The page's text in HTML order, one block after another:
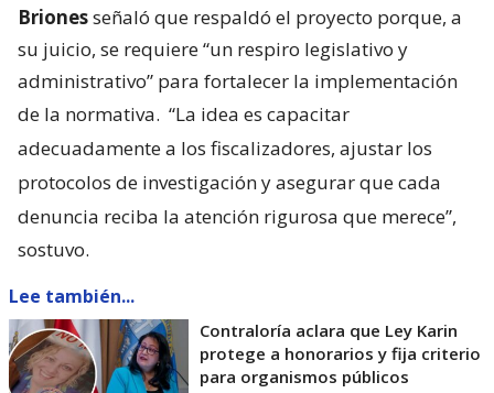
Brionesseñaló que respaldó el proyecto porque, a
su juicio, se requiere “un respiro legislativo y
administrativo” para fortalecer la implementación
de la normativa. “La idea es capacitar
adecuadamente a los fiscalizadores, ajustar los
protocolos de investigación y asegurar que cada
denuncia reciba la atención rigurosa que merece”,
sostuvo.
Lee también...
Contraloría aclara que Ley Karin
protege a honorarios y fija criterio
para organismos públicos